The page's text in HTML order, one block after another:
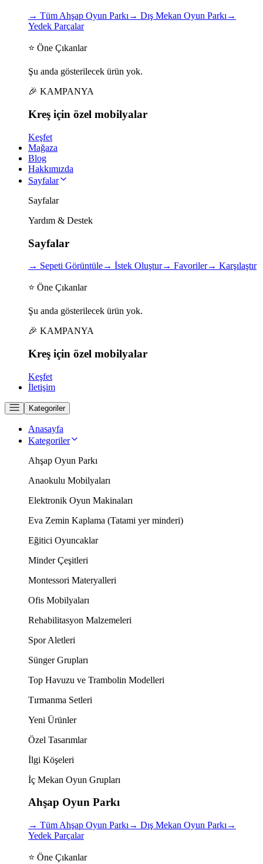
→ Tüm Ahşap Oyun Parkı→ Dış Mekan Oyun Parkı→
Yedek Parçalar
⭐ Öne Çıkanlar
Şu anda gösterilecek ürün yok.
🎉 KAMPANYA
Kreş için özel mobilyalar
Keşfet
Mağaza
Blog
Hakkımızda
Sayfalar
Sayfalar
Yardım & Destek
Sayfalar
→ Sepeti Görüntüle→ İstek Oluştur→ Favoriler→ Karşılaştır
⭐ Öne Çıkanlar
Şu anda gösterilecek ürün yok.
🎉 KAMPANYA
Kreş için özel mobilyalar
Keşfet
İletişim
Kategoriler
Anasayfa
Kategoriler
Ahşap Oyun Parkı
Anaokulu Mobilyaları
Elektronik Oyun Makinaları
Eva Zemin Kaplama (Tatami yer minderi)
Eğitici Oyuncaklar
Minder Çeşitleri
Montessori Materyalleri
Ofis Mobilyaları
Rehabilitasyon Malzemeleri
Spor Aletleri
Sünger Grupları
Top Havuzu ve Trambolin Modelleri
Tırmanma Setleri
Yeni Ürünler
Özel Tasarımlar
İlgi Köşeleri
İç Mekan Oyun Grupları
Ahşap Oyun Parkı
→ Tüm Ahşap Oyun Parkı → Dış Mekan Oyun Parkı →
Yedek Parçalar
⭐ Öne Çıkanlar